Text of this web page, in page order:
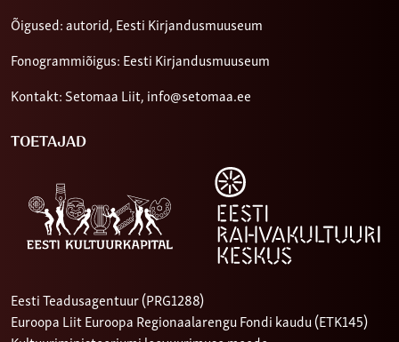
Õigused: autorid, Eesti Kirjandusmuuseum
Fonogrammiõigus: Eesti Kirjandusmuuseum
Kontakt: Setomaa Liit, info@setomaa.ee
TOETAJAD
Eesti Teadusagentuur (PRG1288)
Euroopa Liit Euroopa Regionaalarengu Fondi kaudu (ETK145)